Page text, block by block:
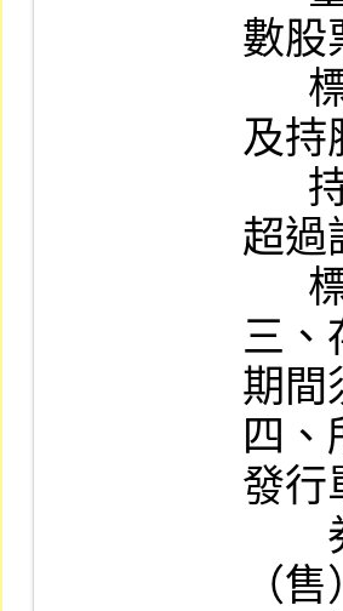
數股
及持
超過
三、
期間
四
發行
券
（